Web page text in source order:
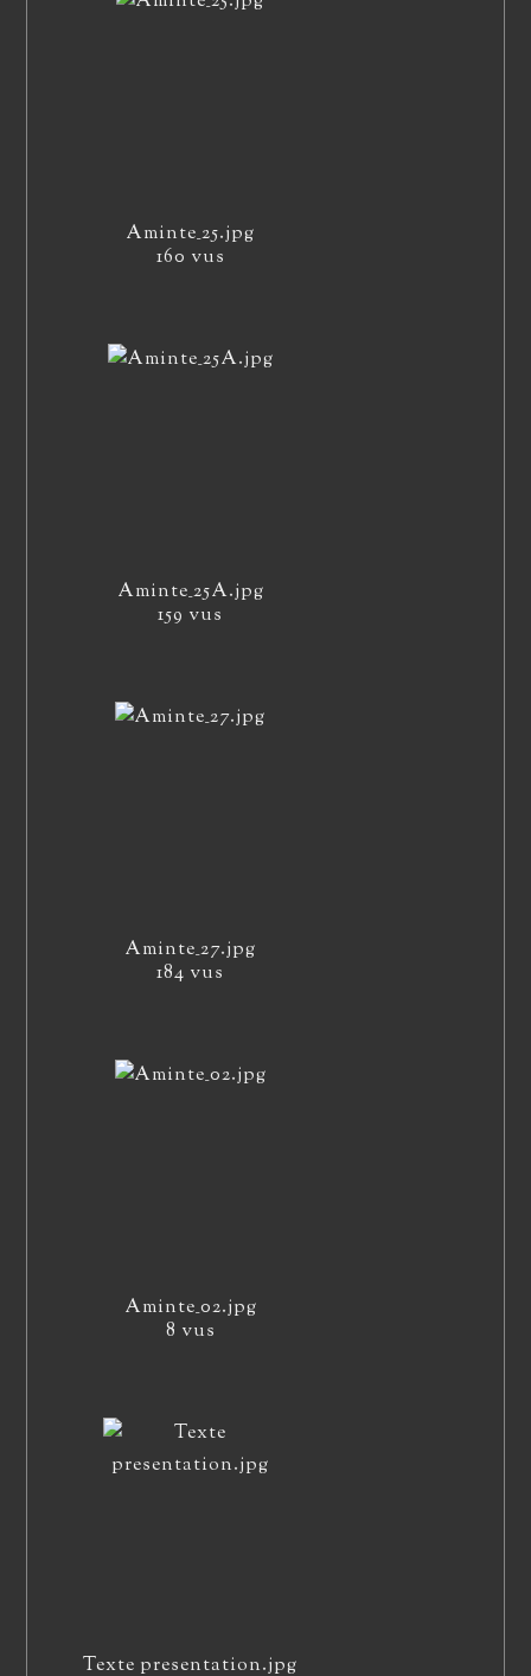
Aminte_25.jpg
160 vus
Aminte_25A.jpg
159 vus
Aminte_27.jpg
184 vus
Aminte_02.jpg
8 vus
Texte presentation.jpg